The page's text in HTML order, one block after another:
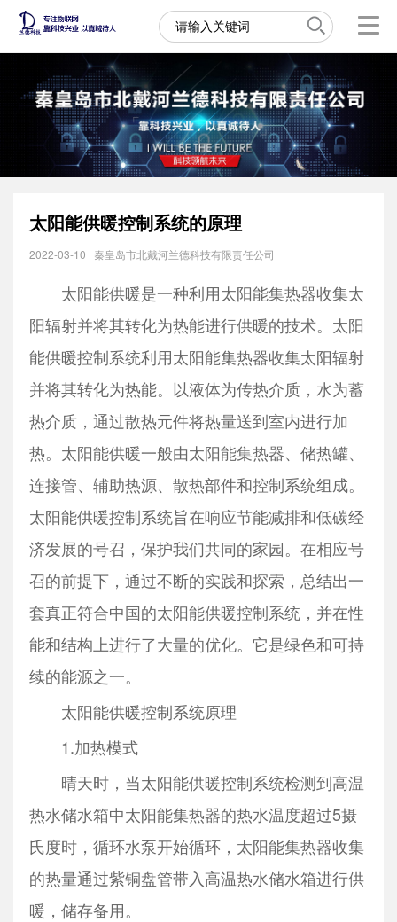
太阳能供暖控制系统的原理
2022-03-10 秦皇岛市北戴河兰德科技有限责任公司
太阳能供暖是一种利用太阳能集热器收集太
阳辐射并将其转化为热能进行供暖的技术。太阳
能供暖控制系统利用太阳能集热器收集太阳辐射
并将其转化为热能。以液体为传热介质，水为蓄
热介质，通过散热元件将热量送到室内进行加
热。太阳能供暖一般由太阳能集热器、储热罐、
连接管、辅助热源、散热部件和控制系统组成。
太阳能供暖控制系统旨在响应节能减排和低碳经
济发展的号召，保护我们共同的家园。在相应号
召的前提下，通过不断的实践和探索，总结出一
套真正符合中国的太阳能供暖控制系统，并在性
能和结构上进行了大量的优化。它是绿色和可持
续的能源之一。
太阳能供暖控制系统原理
1.加热模式
晴天时，当太阳能供暖控制系统检测到高温
热水储水箱中太阳能集热器的热水温度超过5摄
氏度时，循环水泵开始循环，太阳能集热器收集
的热量通过紫铜盘管带入高温热水储水箱进行供
暖，储存备用。